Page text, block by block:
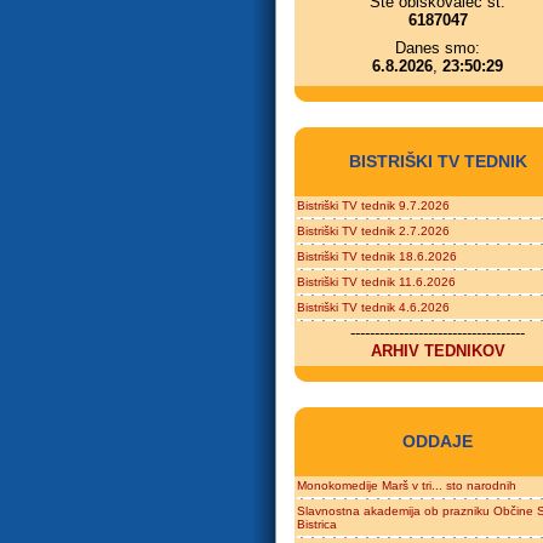
6187047
Danes smo:
6.8.2026, 23:50:29
BISTRIŠKI TV TEDNIK
Bistriški TV tednik 9.7.2026
Bistriški TV tednik 2.7.2026
Bistriški TV tednik 18.6.2026
Bistriški TV tednik 11.6.2026
Bistriški TV tednik 4.6.2026
------------------------------------
ARHIV TEDNIKOV
ODDAJE
Monokomedije Marš v tri... sto narodnih
Slavnostna akademija ob prazniku Občine
Bistrica